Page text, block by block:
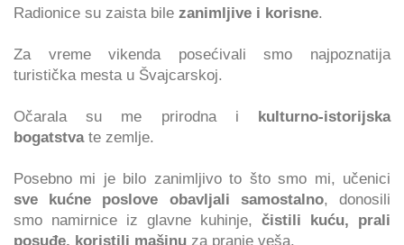
Radionice su zaista bile zanimljive i korisne.
Za vreme vikenda posećivali smo najpoznatija
turistička mesta u Švajcarskoj.
Očarala su me prirodna i kulturno-istorijska
bogatstvate zemlje.
Posebno mi je bilo zanimljivo to što smo mi, učenici
sve kućne poslove obavljali samostalno, donosili
smo namirnice iz glavne kuhinje, čistili kuću, prali
posuđe, koristili mašinu za pranje veša.